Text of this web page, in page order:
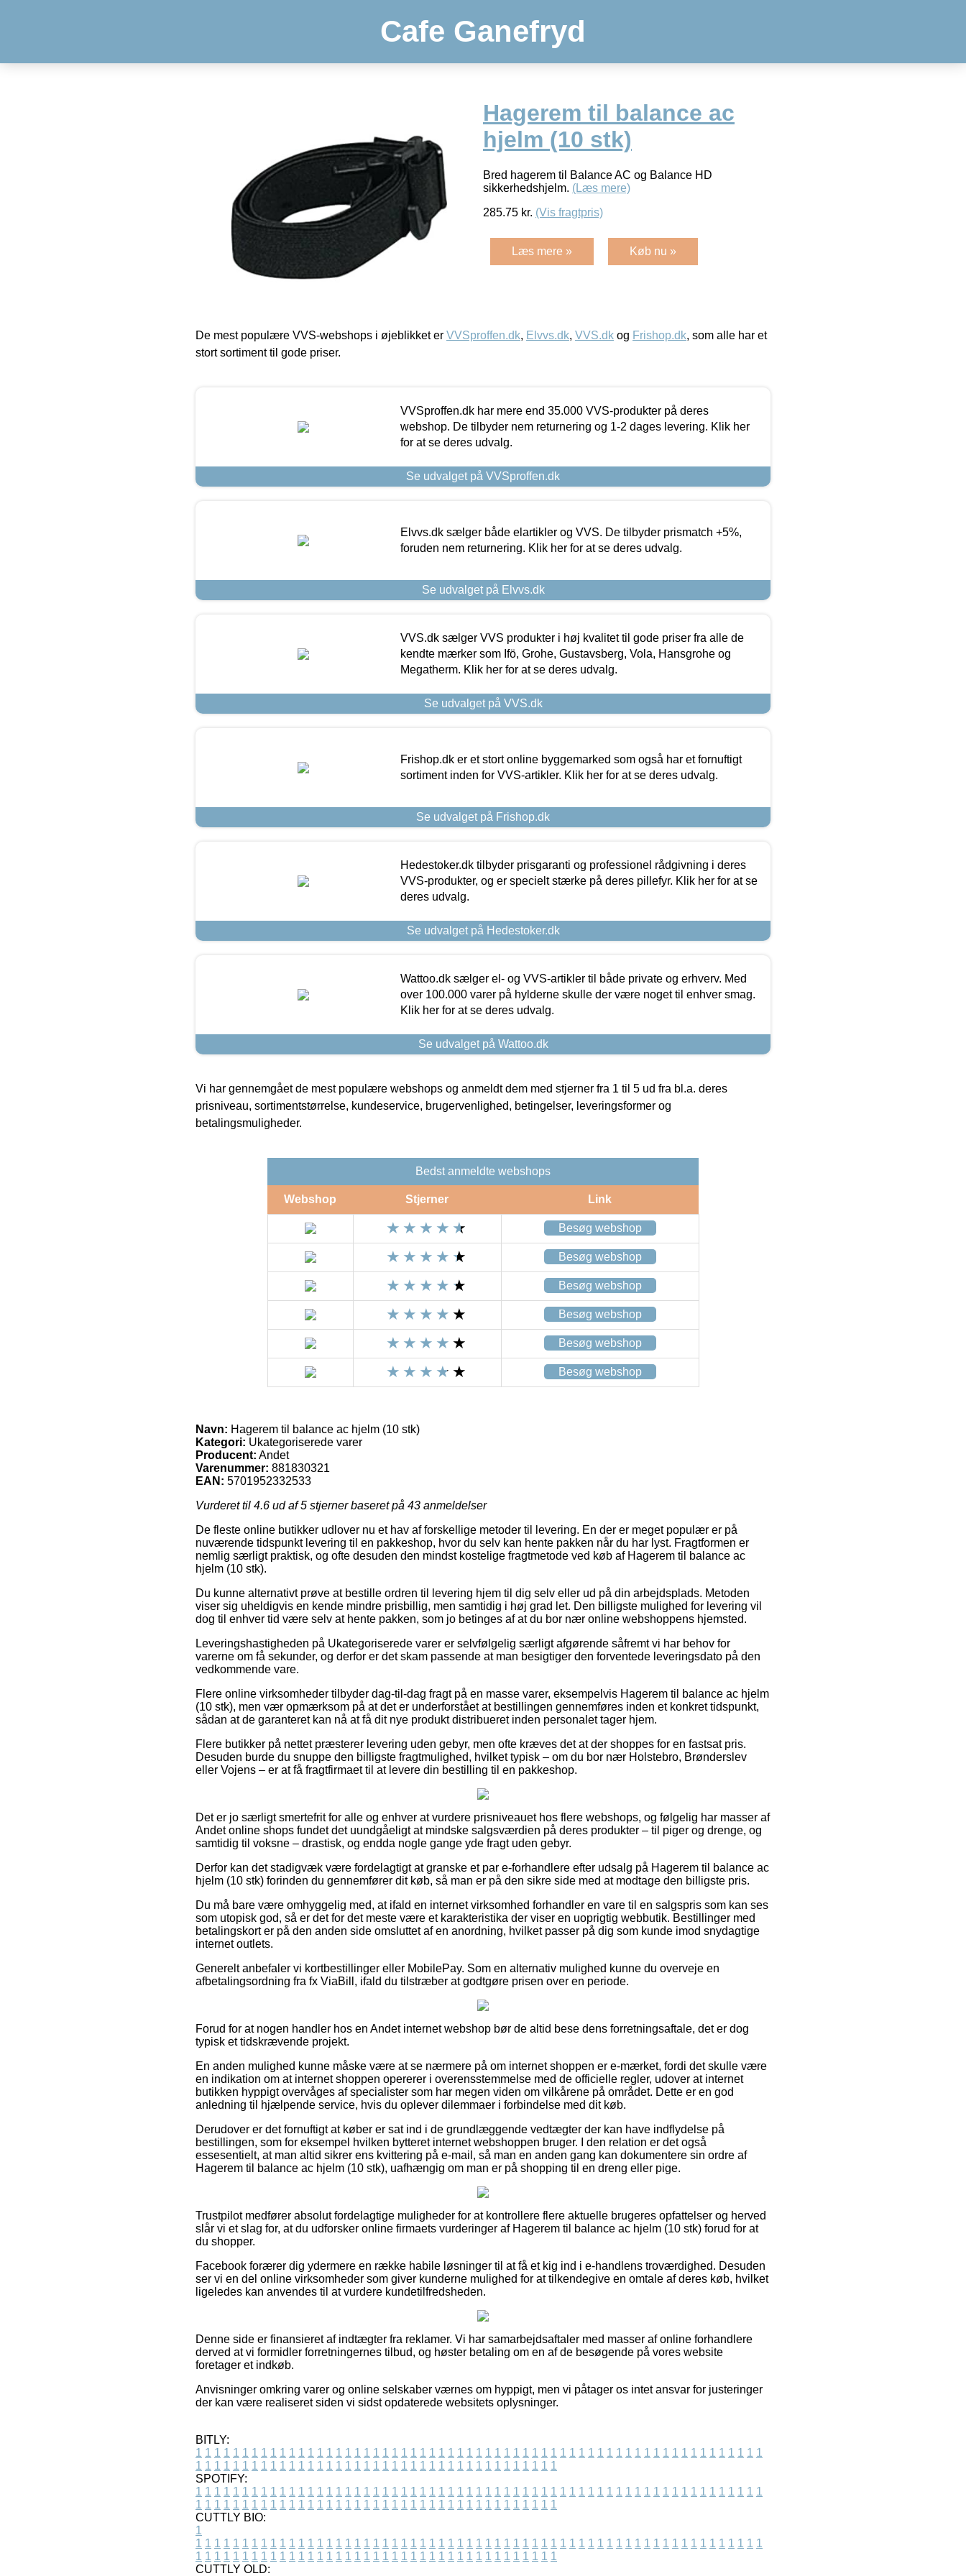
Cafe Ganefryd
Hagerem til balance ac
hjelm (10 stk)
Bred hagerem til Balance AC og Balance HD
sikkerhedshjelm. (Læs mere)
285.75 kr. (Vis fragtpris)
Læs mere » Køb nu »
De mest populære VVS-webshops i øjeblikket er VVSproffen.dk, Elvvs.dk, VVS.dk og Frishop.dk, som alle har et
stort sortiment til gode priser.
VVSproffen.dk har mere end 35.000 VVS-produkter på deres
webshop. De tilbyder nem returnering og 1-2 dages levering. Klik her
for at se deres udvalg.
Se udvalget på VVSproffen.dk
Elvvs.dk sælger både elartikler og VVS. De tilbyder prismatch +5%,
foruden nem returnering. Klik her for at se deres udvalg.
Se udvalget på Elvvs.dk
VVS.dk sælger VVS produkter i høj kvalitet til gode priser fra alle de
kendte mærker som Ifö, Grohe, Gustavsberg, Vola, Hansgrohe og
Megatherm. Klik her for at se deres udvalg.
Se udvalget på VVS.dk
Frishop.dk er et stort online byggemarked som også har et fornuftigt
sortiment inden for VVS-artikler. Klik her for at se deres udvalg.
Se udvalget på Frishop.dk
Hedestoker.dk tilbyder prisgaranti og professionel rådgivning i deres
VVS-produkter, og er specielt stærke på deres pillefyr. Klik her for at se
deres udvalg.
Se udvalget på Hedestoker.dk
Wattoo.dk sælger el- og VVS-artikler til både private og erhverv. Med
over 100.000 varer på hylderne skulle der være noget til enhver smag.
Klik her for at se deres udvalg.
Se udvalget på Wattoo.dk
Vi har gennemgået de mest populære webshops og anmeldt dem med stjerner fra 1 til 5 ud fra bl.a. deres
prisniveau, sortimentstørrelse, kundeservice, brugervenlighed, betingelser, leveringsformer og
betalingsmuligheder.
Bedst anmeldte webshops
Webshop Stjerner Link
Besøg webshop
Besøg webshop
Besøg webshop
Besøg webshop
Besøg webshop
Besøg webshop
Navn: Hagerem til balance ac hjelm (10 stk)
Kategori: Ukategoriserede varer
Producent: Andet
Varenummer: 881830321
EAN: 5701952332533
Vurderet til 4.6 ud af 5 stjerner baseret på 43 anmeldelser
De fleste online butikker udlover nu et hav af forskellige metoder til levering. En der er meget populær er på
nuværende tidspunkt levering til en pakkeshop, hvor du selv kan hente pakken når du har lyst. Fragtformen er
nemlig særligt praktisk, og ofte desuden den mindst kostelige fragtmetode ved køb af Hagerem til balance ac
hjelm (10 stk).
Du kunne alternativt prøve at bestille ordren til levering hjem til dig selv eller ud på din arbejdsplads. Metoden
viser sig uheldigvis en kende mindre prisbillig, men samtidig i høj grad let. Den billigste mulighed for levering vil
dog til enhver tid være selv at hente pakken, som jo betinges af at du bor nær online webshoppens hjemsted.
Leveringshastigheden på Ukategoriserede varer er selvfølgelig særligt afgørende såfremt vi har behov for
varerne om få sekunder, og derfor er det skam passende at man besigtiger den forventede leveringsdato på den
vedkommende vare.
Flere online virksomheder tilbyder dag-til-dag fragt på en masse varer, eksempelvis Hagerem til balance ac hjelm
(10 stk), men vær opmærksom på at det er underforstået at bestillingen gennemføres inden et konkret tidspunkt,
sådan at de garanteret kan nå at få dit nye produkt distribueret inden personalet tager hjem.
Flere butikker på nettet præsterer levering uden gebyr, men ofte kræves det at der shoppes for en fastsat pris.
Desuden burde du snuppe den billigste fragtmulighed, hvilket typisk – om du bor nær Holstebro, Brønderslev
eller Vojens – er at få fragtfirmaet til at levere din bestilling til en pakkeshop.
Det er jo særligt smertefrit for alle og enhver at vurdere prisniveauet hos flere webshops, og følgelig har masser af
Andet online shops fundet det uundgåeligt at mindske salgsværdien på deres produkter – til piger og drenge, og
samtidig til voksne – drastisk, og endda nogle gange yde fragt uden gebyr.
Derfor kan det stadigvæk være fordelagtigt at granske et par e-forhandlere efter udsalg på Hagerem til balance ac
hjelm (10 stk) forinden du gennemfører dit køb, så man er på den sikre side med at modtage den billigste pris.
Du må bare være omhyggelig med, at ifald en internet virksomhed forhandler en vare til en salgspris som kan ses
som utopisk god, så er det for det meste være et karakteristika der viser en uoprigtig webbutik. Bestillinger med
betalingskort er på den anden side omsluttet af en anordning, hvilket passer på dig som kunde imod snydagtige
internet outlets.
Generelt anbefaler vi kortbestillinger eller MobilePay. Som en alternativ mulighed kunne du overveje en
afbetalingsordning fra fx ViaBill, ifald du tilstræber at godtgøre prisen over en periode.
Forud for at nogen handler hos en Andet internet webshop bør de altid bese dens forretningsaftale, det er dog
typisk et tidskrævende projekt.
En anden mulighed kunne måske være at se nærmere på om internet shoppen er e-mærket, fordi det skulle være
en indikation om at internet shoppen opererer i overensstemmelse med de officielle regler, udover at internet
butikken hyppigt overvåges af specialister som har megen viden om vilkårene på området. Dette er en god
anledning til hjælpende service, hvis du oplever dilemmaer i forbindelse med dit køb.
Derudover er det fornuftigt at køber er sat ind i de grundlæggende vedtægter der kan have indflydelse på
bestillingen, som for eksempel hvilken bytteret internet webshoppen bruger. I den relation er det også
essesentielt, at man altid sikrer ens kvittering på e-mail, så man en anden gang kan dokumentere sin ordre af
Hagerem til balance ac hjelm (10 stk), uafhængig om man er på shopping til en dreng eller pige.
Trustpilot medfører absolut fordelagtige muligheder for at kontrollere flere aktuelle brugeres opfattelser og herved
slår vi et slag for, at du udforsker online firmaets vurderinger af Hagerem til balance ac hjelm (10 stk) forud for at
du shopper.
Facebook forærer dig ydermere en række habile løsninger til at få et kig ind i e-handlens troværdighed. Desuden
ser vi en del online virksomheder som giver kunderne mulighed for at tilkendegive en omtale af deres køb, hvilket
ligeledes kan anvendes til at vurdere kundetilfredsheden.
Denne side er finansieret af indtægter fra reklamer. Vi har samarbejdsaftaler med masser af online forhandlere
derved at vi formidler forretningernes tilbud, og høster betaling om en af de besøgende på vores website
foretager et indkøb.
Anvisninger omkring varer og online selskaber værnes om hyppigt, men vi påtager os intet ansvar for justeringer
der kan være realiseret siden vi sidst opdaterede websitets oplysninger.
BITLY:
1 1 1 1 1 1 1 1 1 1 1 1 1 1 1 1 1 1 1 1 1 1 1 1 1 1 1 1 1 1 1 1 1 1 1 1 1 1 1 1 1 1 1 1 1 1 1 1 1 1 1 1 1 1 1 1 1 1 1 1 1
1 1 1 1 1 1 1 1 1 1 1 1 1 1 1 1 1 1 1 1 1 1 1 1 1 1 1 1 1 1 1 1 1 1 1 1 1 1 1
SPOTIFY:
1 1 1 1 1 1 1 1 1 1 1 1 1 1 1 1 1 1 1 1 1 1 1 1 1 1 1 1 1 1 1 1 1 1 1 1 1 1 1 1 1 1 1 1 1 1 1 1 1 1 1 1 1 1 1 1 1 1 1 1 1
1 1 1 1 1 1 1 1 1 1 1 1 1 1 1 1 1 1 1 1 1 1 1 1 1 1 1 1 1 1 1 1 1 1 1 1 1 1 1
CUTTLY BIO:
1
1 1 1 1 1 1 1 1 1 1 1 1 1 1 1 1 1 1 1 1 1 1 1 1 1 1 1 1 1 1 1 1 1 1 1 1 1 1 1 1 1 1 1 1 1 1 1 1 1 1 1 1 1 1 1 1 1 1 1 1 1
1 1 1 1 1 1 1 1 1 1 1 1 1 1 1 1 1 1 1 1 1 1 1 1 1 1 1 1 1 1 1 1 1 1 1 1 1 1 1
CUTTLY OLD: